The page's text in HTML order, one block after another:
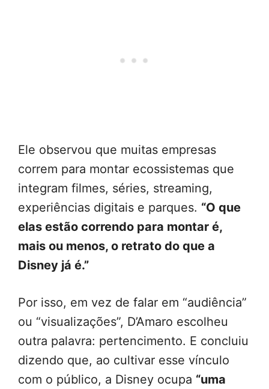
Ele observou que muitas empresas
correm para montar ecossistemas que
integram filmes, séries, streaming,
experiências digitais e parques. “O que
elas estão correndo para montar é,
mais ou menos, o retrato do que a
Disney já é.”
Por isso, em vez de falar em “audiência”
ou “visualizações”, D’Amaro escolheu
outra palavra: pertencimento. E concluiu
dizendo que, ao cultivar esse vínculo
com o público, a Disney ocupa “uma